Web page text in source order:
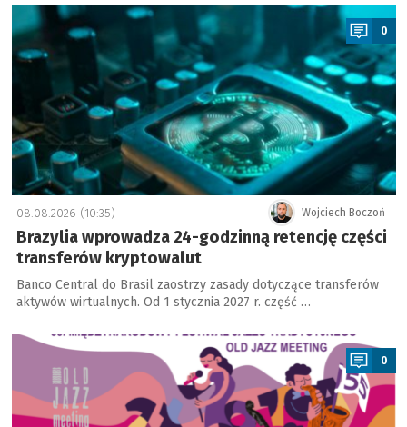
a
0
Wojciech Boczoń
08.08.2026 (10:35)
Brazylia wprowadza 24-godzinną retencję części
transferów kryptowalut
Banco Central do Brasil zaostrzy zasady dotyczące transferów
aktywów wirtualnych. Od 1 stycznia 2027 r. część …
a
0